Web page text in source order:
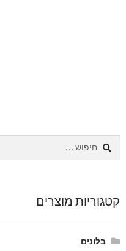
חיפוש:
קטגוריות מוצרים
בלונים